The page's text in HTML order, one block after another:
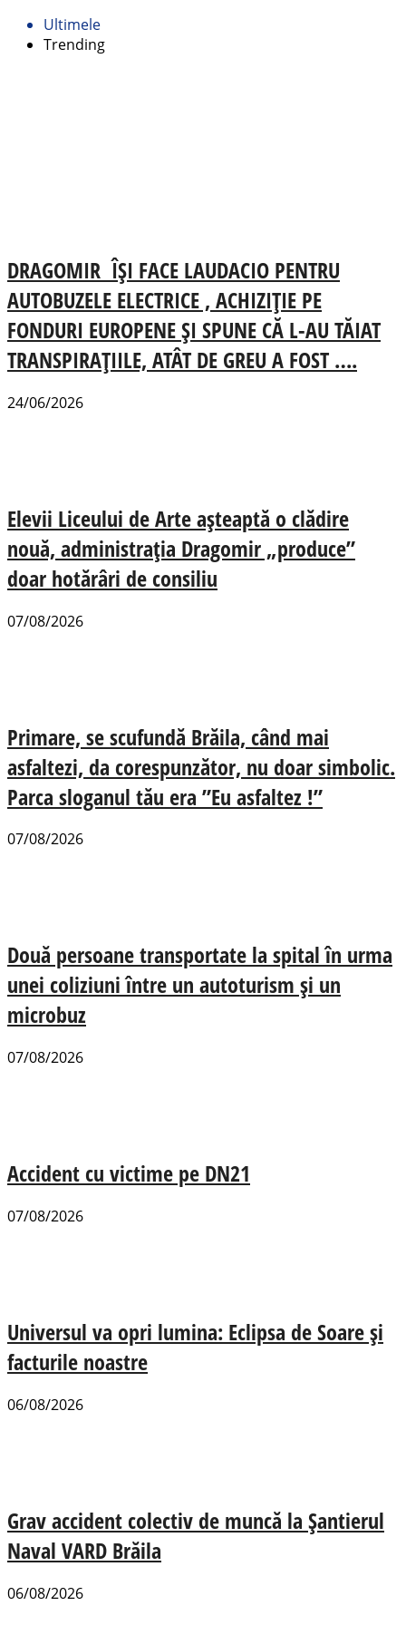
Ultimele
Trending
DRAGOMIR ÎȘI FACE LAUDACIO PENTRU
AUTOBUZELE ELECTRICE , ACHIZIȚIE PE
FONDURI EUROPENE ȘI SPUNE CĂ L-AU TĂIAT
TRANSPIRAȚIILE, ATÂT DE GREU A FOST ….
24/06/2026
Elevii Liceului de Arte așteaptă o clădire
nouă, administrația Dragomir „produce”
doar hotărâri de consiliu
07/08/2026
Primare, se scufundă Brăila, când mai
asfaltezi, da corespunzător, nu doar simbolic.
Parca sloganul tău era ”Eu asfaltez !”
07/08/2026
Două persoane transportate la spital în urma
unei coliziuni între un autoturism și un
microbuz
07/08/2026
Accident cu victime pe DN21
07/08/2026
Universul va opri lumina: Eclipsa de Soare și
facturile noastre
06/08/2026
Grav accident colectiv de muncă la Șantierul
Naval VARD Brăila
06/08/2026